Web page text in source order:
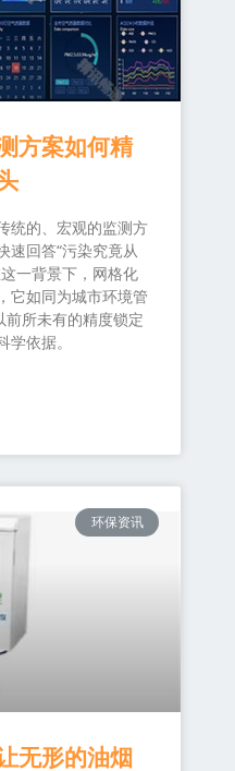
方案如何精
统的、宏观的监测方
速回答“污染究竟从
一背景下，网格化
它如同为城市环境管
前所未有的精度锁定
依据。
环保资讯
无形的油烟